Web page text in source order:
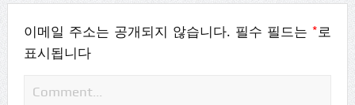
이메일 주소는 공개되지 않습니다. 필수 필드는*로
표시됩니다